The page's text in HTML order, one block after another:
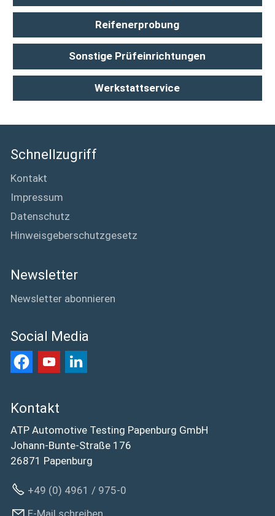
Reifenerprobung
Sonstige Prüfeinrichtungen
Werkstattservice
Schnellzugriff
Kontakt
Impressum
Datenschutz
Hinweisgeberschutzgesetz
Newsletter
Newsletter abonnieren
Social Media
Kontakt
ATP Automotive Testing Papenburg GmbH
Johann-Bunte-Straße 176
26871 Papenburg
+49 (0) 4961 / 975-0